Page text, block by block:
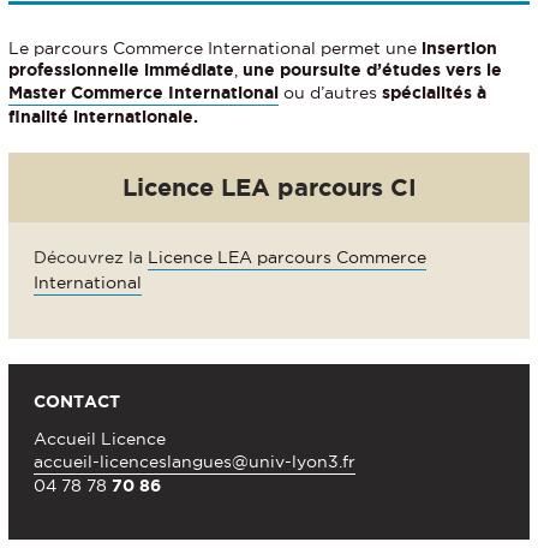
Le parcours Commerce International permet une insertion
professionnelle immédiate, une poursuite d’études vers le
Master Commerce International ou d’autres spécialités à
finalité internationale.
Licence LEA parcours CI
Découvrez la Licence LEA parcours Commerce
International
CONTACT
Accueil Licence
accueil-licenceslangues@univ-lyon3.fr
04 78 78 70 86